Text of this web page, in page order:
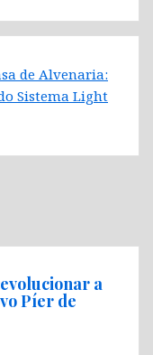
de Alvenaria:
Sistema Light
a
Píer de